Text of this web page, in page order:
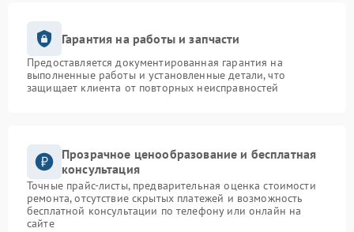
Гарантия на работы и запчасти
Предоставляется документированная гарантия на
выполненные работы и установленные детали, что
защищает клиента от повторных неисправностей
Прозрачное ценообразование и бесплатная
консультация
Точные прайс-листы, предварительная оценка стоимости
ремонта, отсутствие скрытых платежей и возможность
бесплатной консультации по телефону или онлайн на
сайте